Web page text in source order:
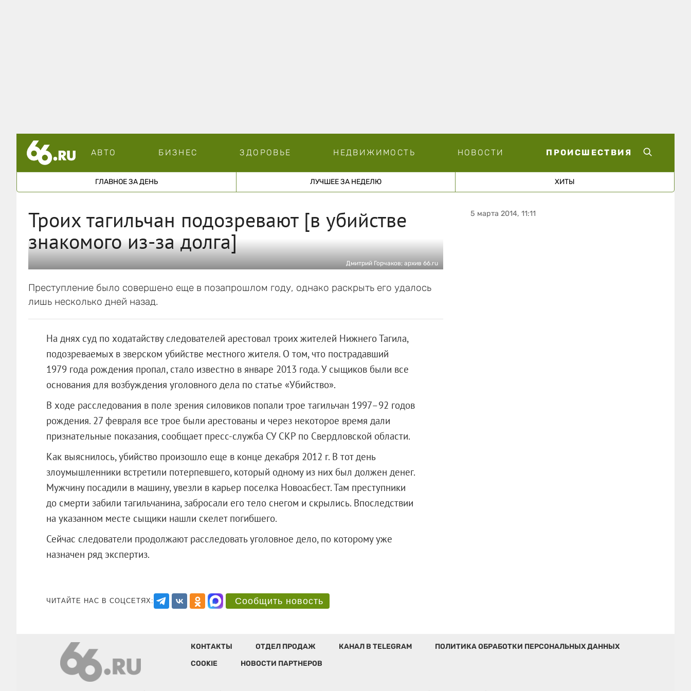
АВТО БИЗНЕС ЗДОРОВЬЕ НЕДВИЖИМОСТЬ НОВОСТИ ПРОИСШЕСТВИЯ
ГЛАВНОЕ ЗА ДЕНЬ ЛУЧШЕЕ ЗА НЕДЕЛЮ ХИТЫ
Троих тагильчан подозревают [в убийстве
знакомого из-за долга]
Дмитрий Горчаков; архив 66.ru
Преступление было совершено еще в позапрошлом году, однако раскрыть его удалось
лишь несколько дней назад.
На днях суд по ходатайству следователей арестовал троих жителей Нижнего Тагила,
подозреваемых в зверском убийстве местного жителя. О том, что пострадавший
1979 года рождения пропал, стало известно в январе 2013 года. У сыщиков были все
основания для возбуждения уголовного дела по статье «Убийство».
В ходе расследования в поле зрения силовиков попали трое тагильчан 1997–92 годов
рождения. 27 февраля все трое были арестованы и через некоторое время дали
признательные показания, сообщает пресс-служба СУ СКР по Свердловской области.
Как выяснилось, убийство произошло еще в конце декабря 2012 г. В тот день
злоумышленники встретили потерпевшего, который одному из них был должен денег.
Мужчину посадили в машину, увезли в карьер поселка Новоасбест. Там преступники
до смерти забили тагильчанина, забросали его тело снегом и скрылись. Впоследствии
на указанном месте сыщики нашли скелет погибшего.
Сейчас следователи продолжают расследовать уголовное дело, по которому уже
назначен ряд экспертиз.
ЧИТАЙТЕ НАС В СОЦСЕТЯХ: Сообщить новость
5 марта 2014, 11:11
КОНТАКТЫ ОТДЕЛ ПРОДАЖ КАНАЛ В TELEGRAM
ПОЛИТИКА ОБРАБОТКИ ПЕРСОНАЛЬНЫХ ДАННЫХ
COOKIE
НОВОСТИ ПАРТНЕРОВ